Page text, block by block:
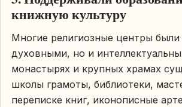
книжную культуру
Многие религиозные центры были
духовными, но и
монастырях и крупных храмах
школы грамоты, библиотеки,
переписке книг, иконописные